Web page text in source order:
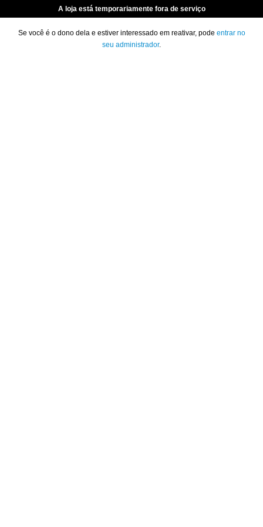
A loja está temporariamente fora de serviço
Se você é o dono dela e estiver interessado em reativar, pode entrar no
seu administrador.